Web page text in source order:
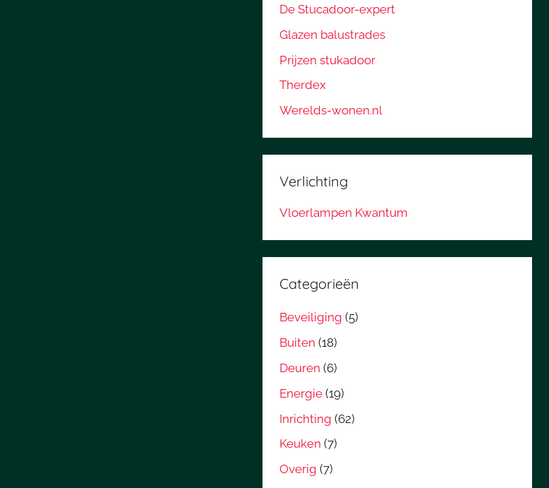
De Stucadoor-expert
Glazen balustrades
Prijzen stukadoor
Therdex
Werelds-wonen.nl
Verlichting
Vloerlampen Kwantum
Categorieën
Beveiliging (5)
Buiten (18)
Deuren (6)
Energie (19)
Inrichting (62)
Keuken (7)
Overig (7)